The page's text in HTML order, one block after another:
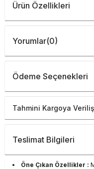
Ürün Özellikleri
Yorumlar(0)
Ödeme Seçenekleri
Tahmini Kargoya
Teslimat Bilgileri
Öne Çıkan Özellikler :